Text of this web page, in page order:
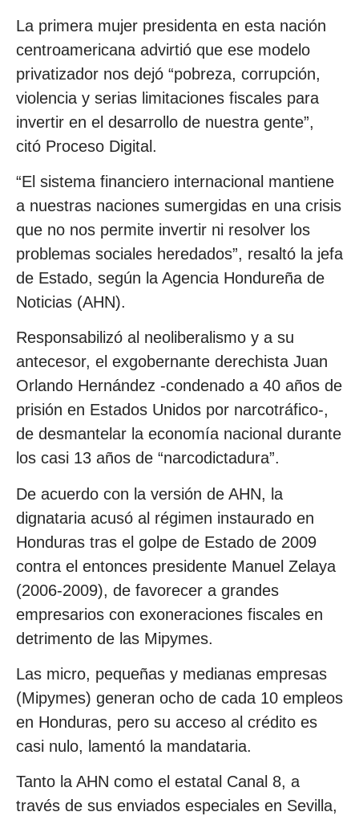
La primera mujer presidenta en esta nación
centroamericana advirtió que ese modelo
privatizador nos dejó “pobreza, corrupción,
violencia y serias limitaciones fiscales para
invertir en el desarrollo de nuestra gente”,
citó Proceso Digital.
“El sistema financiero internacional mantiene
a nuestras naciones sumergidas en una crisis
que no nos permite invertir ni resolver los
problemas sociales heredados”, resaltó la jefa
de Estado, según la Agencia Hondureña de
Noticias (AHN).
Responsabilizó al neoliberalismo y a su
antecesor, el exgobernante derechista Juan
Orlando Hernández -condenado a 40 años de
prisión en Estados Unidos por narcotráfico-,
de desmantelar la economía nacional durante
los casi 13 años de “narcodictadura”.
De acuerdo con la versión de AHN, la
dignataria acusó al régimen instaurado en
Honduras tras el golpe de Estado de 2009
contra el entonces presidente Manuel Zelaya
(2006-2009), de favorecer a grandes
empresarios con exoneraciones fiscales en
detrimento de las Mipymes.
Las micro, pequeñas y medianas empresas
(Mipymes) generan ocho de cada 10 empleos
en Honduras, pero su acceso al crédito es
casi nulo, lamentó la mandataria.
Tanto la AHN como el estatal Canal 8, a
través de sus enviados especiales en Sevilla,